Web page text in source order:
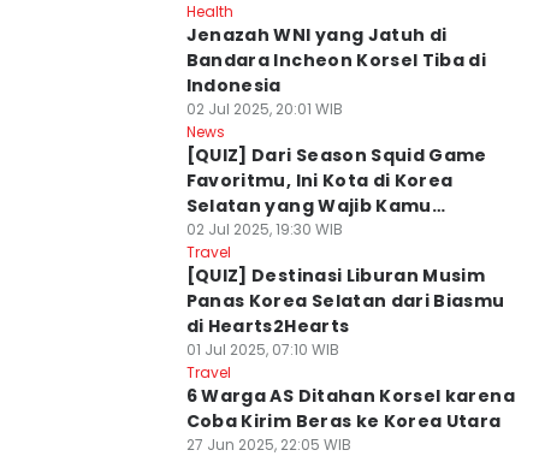
Health
Jenazah WNI yang Jatuh di
Bandara Incheon Korsel Tiba di
Indonesia
02 Jul 2025, 20:01 WIB
News
[QUIZ] Dari Season Squid Game
Favoritmu, Ini Kota di Korea
Selatan yang Wajib Kamu
Kunjungi
02 Jul 2025, 19:30 WIB
Travel
[QUIZ] Destinasi Liburan Musim
Panas Korea Selatan dari Biasmu
di Hearts2Hearts
01 Jul 2025, 07:10 WIB
Travel
6 Warga AS Ditahan Korsel karena
Coba Kirim Beras ke Korea Utara
27 Jun 2025, 22:05 WIB